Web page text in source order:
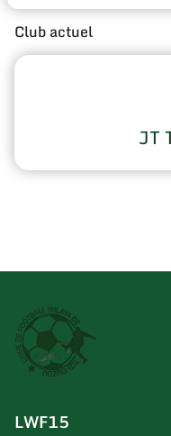
Club actuel
JT
LWF15